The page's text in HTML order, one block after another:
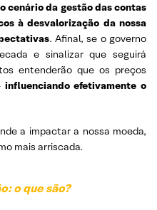
cenário da gestão das contas
à desvalorização da nossa
. Afinal, se o governo
e sinalizar que seguirá
entenderão que os preços
influenciando efetivamente o
a impactar a nossa moeda,
mais arriscada.
o que são?